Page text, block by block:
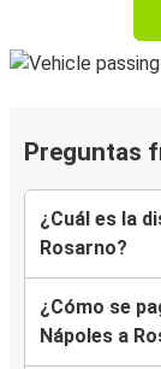
Preguntas
¿Cuál es la
Rosarno?
¿Cómo se
Nápoles a